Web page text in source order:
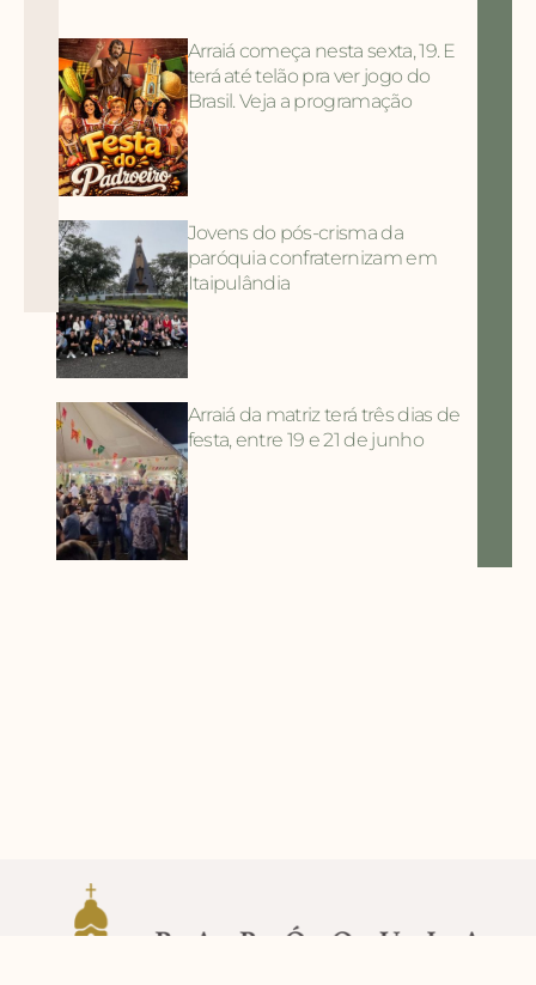
Arraiá começa nesta sexta, 19. E
terá até telão pra ver jogo do
Brasil. Veja a programação
Jovens do pós-crisma da
paróquia confraternizam em
Itaipulândia
Arraiá da matriz terá três dias de
festa, entre 19 e 21 de junho